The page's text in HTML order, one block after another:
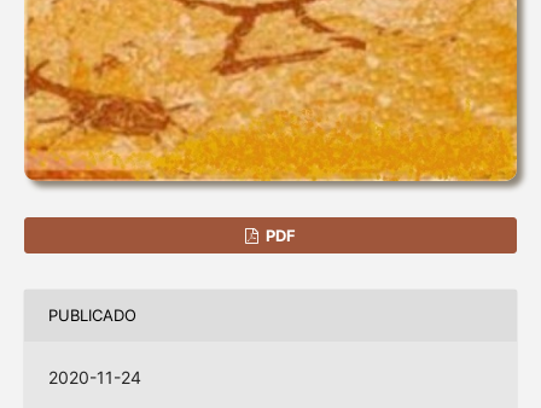
PDF
PUBLICADO
2020-11-24